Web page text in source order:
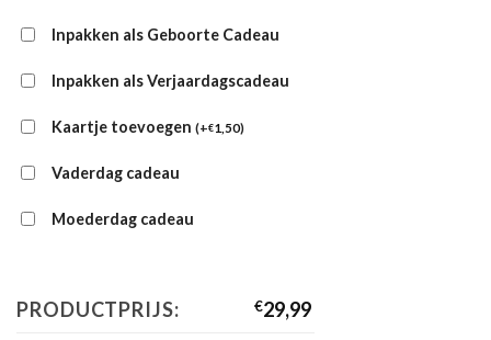
Inpakken als Geboorte Cadeau
Inpakken als Verjaardagscadeau
Kaartje toevoegen (+€1,50)
Vaderdag cadeau
Moederdag cadeau
PRODUCTPRIJS: €29,99